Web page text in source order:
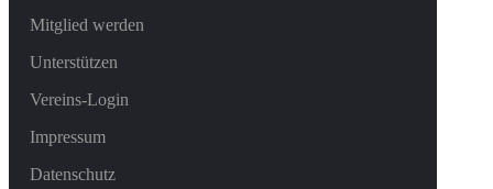
Mitglied werden
Unterstützen
Vereins-Login
Impressum
Datenschutz